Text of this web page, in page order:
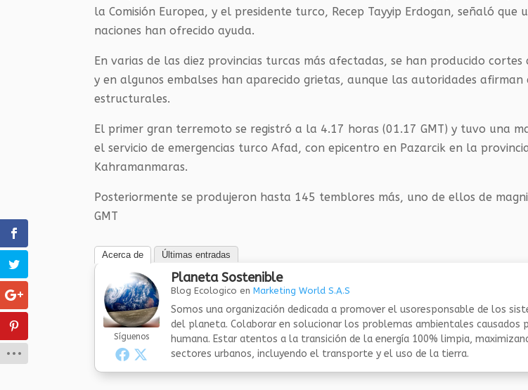
la Comisión Europea, y el presidente turco, Recep Tayyip Erdogan, señaló que
naciones han ofrecido ayuda.
En varias de las diez provincias turcas más afectadas, se han producido cortes
y en algunos embalses han aparecido grietas, aunque las autoridades afirman
estructurales.
El primer gran terremoto se registró a la 4.17 horas (01.17 GMT) y tuvo una
el servicio de emergencias turco Afad, con epicentro en Pazarcik en la
Kahramanmaras.
Posteriormente se produjeron hasta 145 temblores más, uno de ellos de
GMT
Acerca de Últimas entradas
Síguenos
Planeta Sostenible
Blog Ecologico enMarketing World S.A.S
Somos una organización dedicada a promover el usoresponsable de los
del planeta. Colaborar en solucionar los problemas ambientales causados
humana. Estar atentos a la transición de la energía 100% limpia,
sectores urbanos, incluyendo el transporte y el uso de la tierra.